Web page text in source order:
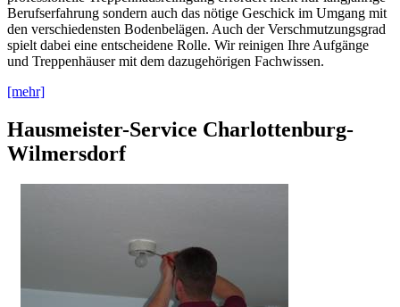
Berufserfahrung sondern auch das nötige Geschick im Umgang mit
den verschiedensten Bodenbelägen. Auch der Verschmutzungsgrad
spielt dabei eine entscheidene Rolle. Wir reinigen Ihre Aufgänge
und Treppenhäuser mit dem dazugehörigen Fachwissen.
[mehr]
Hausmeister-Service Charlottenburg-
Wilmersdorf